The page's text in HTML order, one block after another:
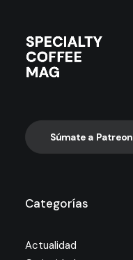
Súmate a Patreon
Categorías
Actualidad